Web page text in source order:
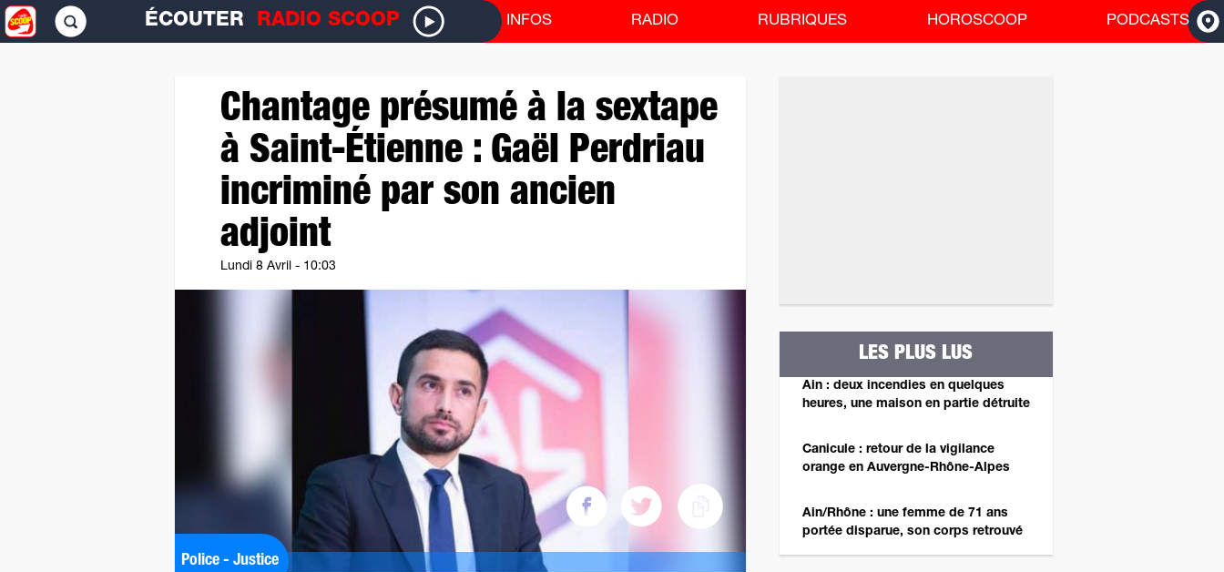
ÉCOUTER RADIO SCOOP INFOS RADIO RUBRIQUES HOROSCOOP PODCASTS
ACCUEIL
Chantage présumé à la sextape
à Saint-Étienne : Gaël Perdriau
incriminé par son ancien
adjoint
Lundi 8 Avril - 10:03
Police - Justice
LES PLUS LUS
Ain : deux incendies en quelques
heures, une maison en partie détruite
Canicule : retour de la vigilance
orange en Auvergne-Rhône-Alpes
Ain/Rhône : une femme de 71 ans
portée disparue, son corps retrouvé